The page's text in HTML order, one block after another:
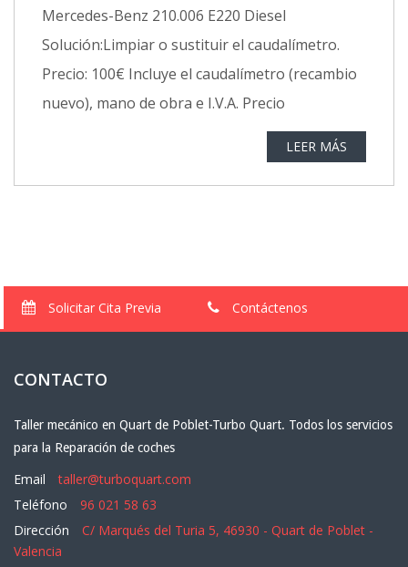
Mercedes-Benz 210.006 E220 Diesel
Solución:Limpiar o sustituir el caudalímetro.
Precio: 100€ Incluye el caudalímetro (recambio
nuevo), mano de obra e I.V.A. Precio
LEER MÁS
Solicitar Cita Previa Contáctenos
CONTACTO
Taller mecánico en Quart de Poblet-Turbo Quart. Todos los servicios
para la Reparación de coches
Email
taller@turboquart.com
Teléfono
96 021 58 63
Dirección
C/ Marqués del Turia 5, 46930 - Quart de Poblet -
Valencia